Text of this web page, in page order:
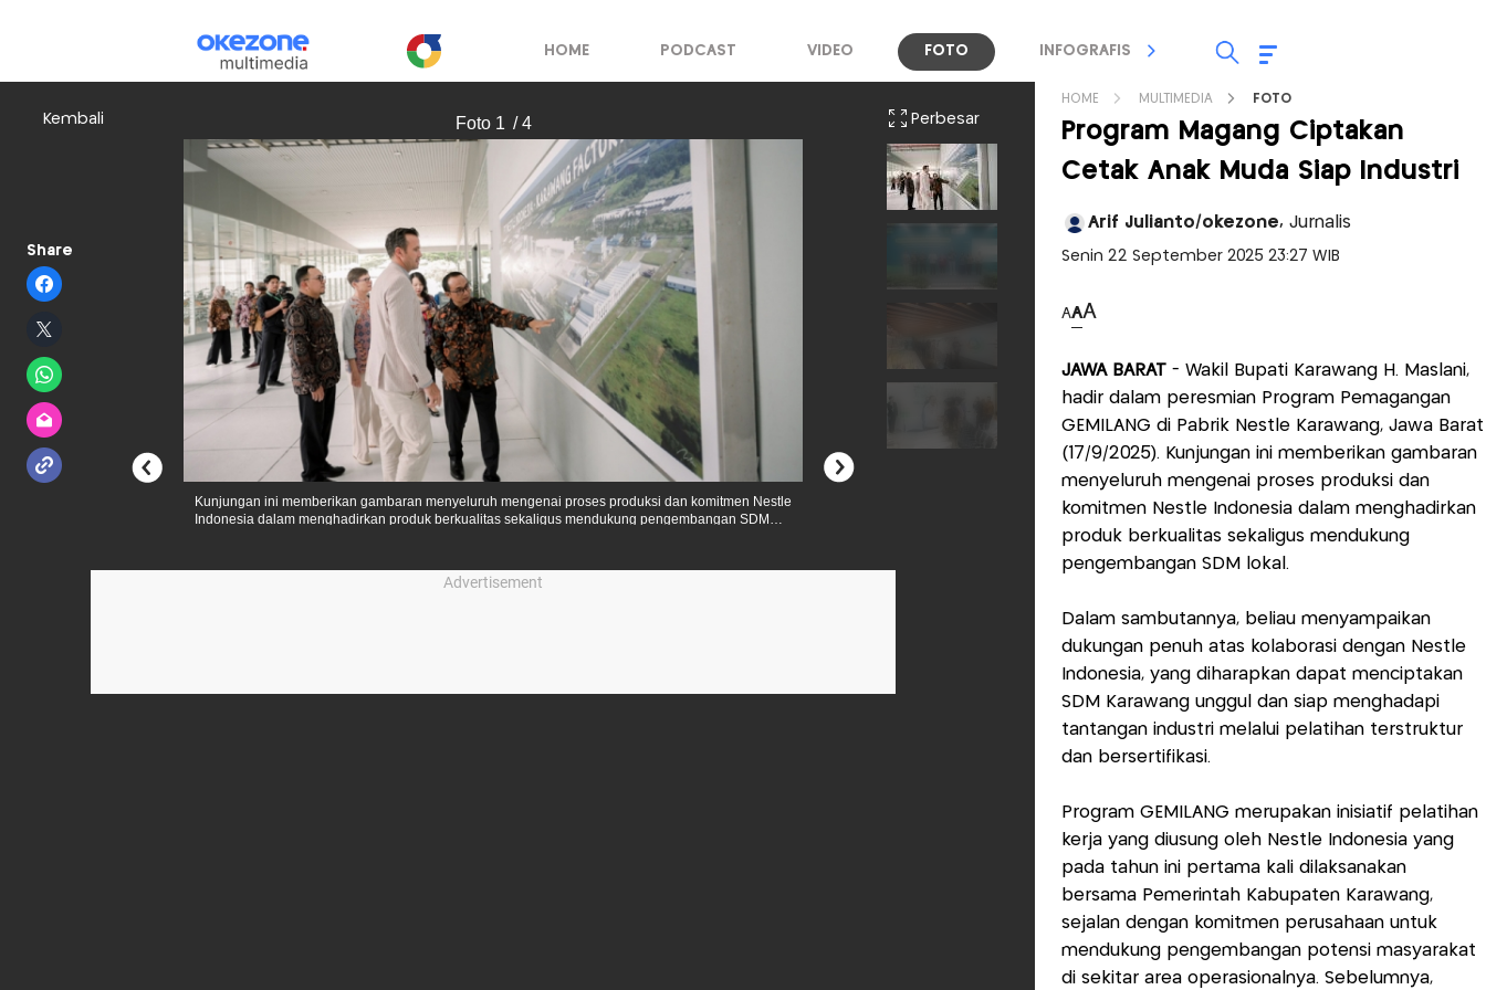
HOME PODCAST VIDEO FOTO INFOGRAFIS TV STREAMING
Kembali
Share
Foto 1 / 4 Perbesar
Kunjungan ini memberikan gambaran menyeluruh mengenai proses produksi dan komitmen Nestle
Indonesia dalam menghadirkan produk berkualitas sekaligus mendukung pengembangan SDM
Advertisement
HOME MULTIMEDIA FOTO
Program Magang Ciptakan
Cetak Anak Muda Siap Industri
Arif Julianto/okezone, Jurnalis
Senin 22 September 2025 23:27 WIB
AAA
JAWA BARAT - Wakil Bupati Karawang H. Maslani,
hadir dalam peresmian Program Pemagangan
GEMILANG di Pabrik Nestlé Karawang, Jawa Barat
(17/9/2025). Kunjungan ini memberikan gambaran
menyeluruh mengenai proses produksi dan
komitmen Nestle Indonesia dalam menghadirkan
produk berkualitas sekaligus mendukung
pengembangan SDM lokal.
Dalam sambutannya, beliau menyampaikan
dukungan penuh atas kolaborasi dengan Nestlé
Indonesia, yang diharapkan dapat menciptakan
SDM Karawang unggul dan siap menghadapi
tantangan industri melalui pelatihan terstruktur
dan bersertifikasi.
Program GEMILANG merupakan inisiatif pelatihan
kerja yang diusung oleh Nestlé Indonesia yang
pada tahun ini pertama kali dilaksanakan
bersama Pemerintah Kabupaten Karawang,
sejalan dengan komitmen perusahaan untuk
mendukung pengembangan potensi masyarakat
di sekitar area operasionalnya. Sebelumnya,